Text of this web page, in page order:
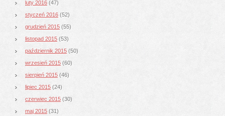
luty 2016 (47)
styczeń 2016 (52)
grudzień 2015 (55)
listopad 2015 (53)
październik 2015 (50)
wrzesień 2015 (60)
sierpień 2015 (46)
lipiec 2015 (24)
czerwiec 2015 (30)
maj 2015 (31)